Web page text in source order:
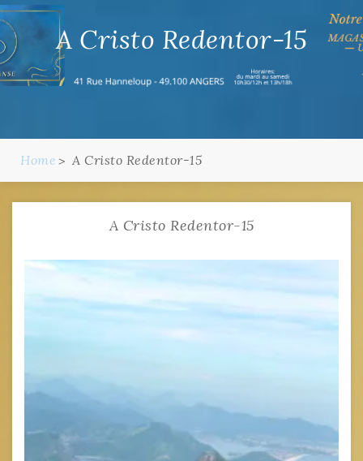
A Cristo Redentor-15
Home A Cristo Redentor-15
A Cristo Redentor-15